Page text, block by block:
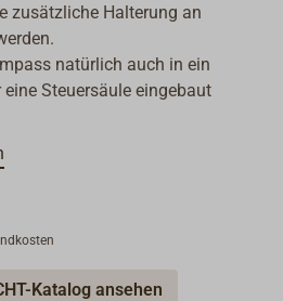
zusätzliche Halterung an
natürlich auch in ein
eine Steuersäule eingebaut
Katalog ansehen